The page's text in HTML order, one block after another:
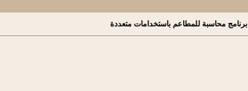
برنامج محاسبة للمطاعم باستخدامات متعددة